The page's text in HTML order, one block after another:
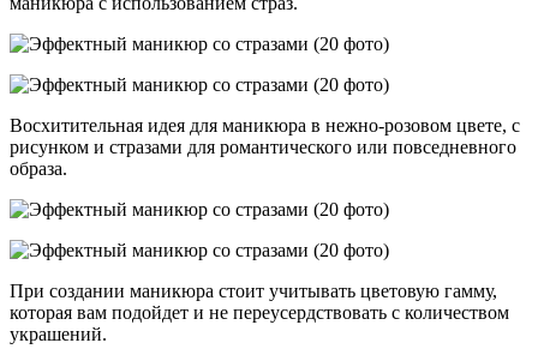
Восхитительная идея для маникюра в нежно-розовом цвете, с
рисунком и стразами для романтического или повседневного
образа.
При создании маникюра стоит учитывать цветовую гамму,
которая вам подойдет и не переусердствовать с количеством
украшений.